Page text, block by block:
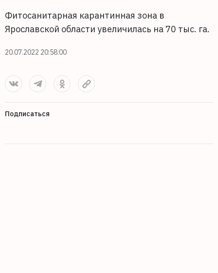
Фитосанитарная карантинная зона в
Ярославской области увеличилась на 70 тыс. га.
20.07.2022 20:58:00
Подписаться